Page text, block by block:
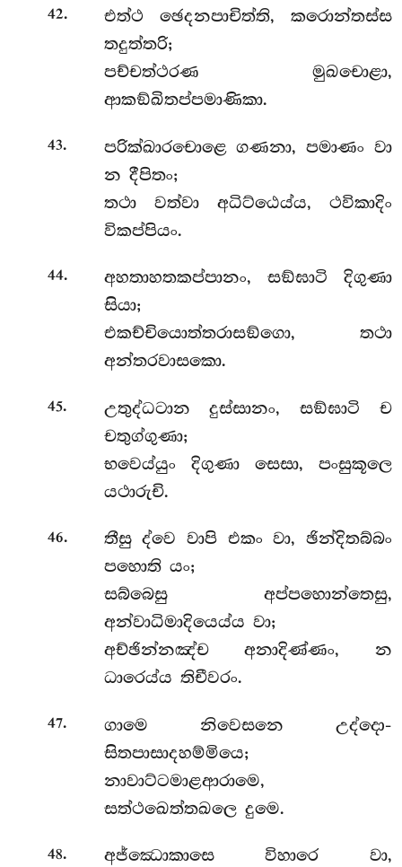
42.
එත්ථ ඡෙදනපාචිත්ති, කරොන්තස්ස
තදුත්තරි;
පච්චත්ථරණ මුඛචොළා,
ආකඞ්ඛිතප්පමාණිකා.
43.
පරික්ඛාරචොළෙ ගණනා, පමාණං වා
න දීපිතං;
තථා වත්වා අධිට්ඨෙය්ය, ථවිකාදිං
විකප්පියං.
44.
අහතාහතකප්පානං, සඞ්ඝාටි දිගුණා
සියා;
එකච්චියොත්තරාසඞ්ගො, තථා
අන්තරවාසකො.
45. උතුද්ධටානදුස්සානං, සඞ්ඝාටි ච
චතුග්ගුණා;
භවෙය්යුං දිගුණා සෙසා, පංසුකූලෙ
යථාරුචි.
46.
තීසු ද්වෙ වාපි එකං වා, ඡින්දිතබ්බං
පහොති යං;
සබ්බෙසු අප්පහොන්තෙසු,
අන්වාධිමාදියෙය්ය වා;
අච්ඡින්නඤ්ච අනාදිණ්ණං, න
ධාරෙය්ය තිචීවරං.
47.
ගාමෙ නිවෙසනෙ උද්දො-
සිතපාසාදහම්මියෙ;
නාවාට්ටමාළආරාමෙ,
සත්ථඛෙත්තඛලෙ දුමෙ.
48.
අජ්ඣොකාසෙ විහාරෙ වා,